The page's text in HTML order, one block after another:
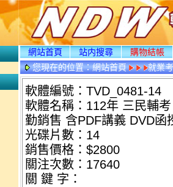
網站首頁 站内搜尋
購物結帳
您現在的位置：網站首頁 就業
軟體編號：TVD_0481-14
軟體名稱：112年 三民輔
勤銷售 含PDF講義 DVD
光碟片數：14
銷售價格：$2800
關注次數： 17640
關 鍵 字：